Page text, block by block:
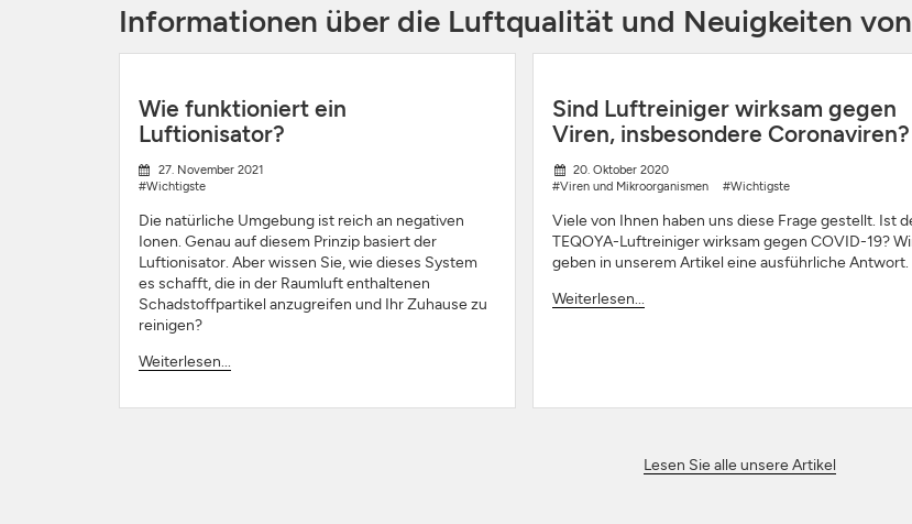
Informationen über die Luftqualität und Neuigkeiten
Wie funktioniert ein
Luftionisator?
27. November 2021
#Wichtigste
Die natürliche Umgebung ist reich an negativen
Ionen. Genau auf diesem Prinzip basiert der
Luftionisator. Aber wissen Sie, wie dieses System
es schafft, die in der Raumluft enthaltenen
Schadstoffpartikel anzugreifen und Ihr Zuhause zu
reinigen?
Weiterlesen...
Sind Luftreiniger wirksam gegen
Viren, insbesondere Coronaviren?
20. Oktober 2020
#Viren und Mikroorganismen
#Wichtigste
Viele von Ihnen haben uns diese Frage gestellt. Ist
TEQOYA-Luftreiniger wirksam gegen COVID-19?
geben in unserem Artikel eine ausführliche Antwort.
Weiterlesen...
Lesen Sie alle unsere Artikel